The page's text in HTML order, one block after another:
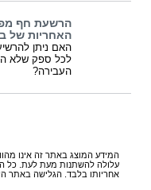
הרשעת חף
האחריות של
האם ניתן
לכל ספק שלא
העבירה?
המידע המוצג באתר זה אינו
עלולה להשתנות מעת לעת. כל
אחריותו בלבד. הגלישה באתר